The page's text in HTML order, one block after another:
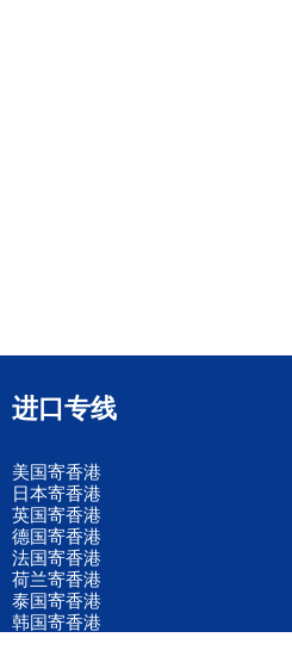
进口专线
美国寄香港
日本寄香港
英国寄香港
德国寄香港
法国寄香港
荷兰寄香港
泰国寄香港
韩国寄香港